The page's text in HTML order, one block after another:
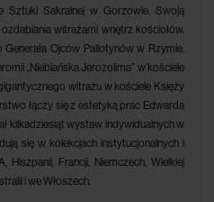
Sztuki Sakralnej w Gorzowie. Swoją
witrażami wnętrz kościołów.
Ojców Pallotynów w Rzymie.
„Niebiańska Jerozolima” w kościele
witrażu w kościele Księży
łączy się z estetyką prac Edwarda
kilkadziesiąt wystaw indywidualnych w
się w kolekcjach instytucjonalnych i
Francji, Niemczech, Wielkiej
i we Włoszech.